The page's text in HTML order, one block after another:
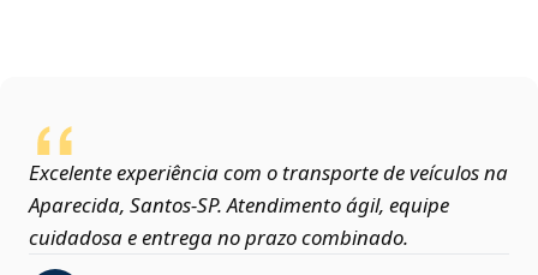
Excelente experiência com o transporte de veículos na
Aparecida, Santos‑SP. Atendimento ágil, equipe
cuidadosa e entrega no prazo combinado.